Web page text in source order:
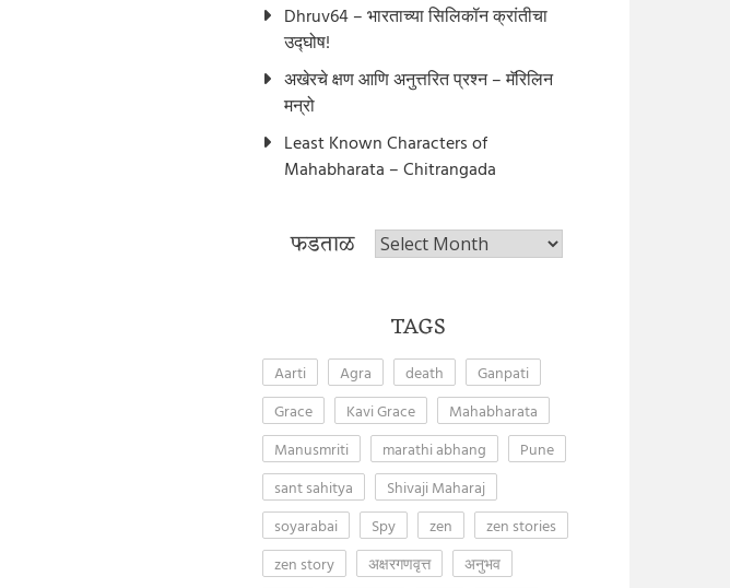
Dhruv64 – भारताच्या सिलिकॉन क्रांतीचा
उद्घोष!
अखेरचे क्षण आणि अनुत्तरित प्रश्न – मॅरिलिन
मन्रो
Least Known Characters of
Mahabharata – Chitrangada
फडताळ फडताळ
TAGS
Aarti Agra death
Ganpati
Grace
Kavi Grace
Mahabharata
Manusmriti
marathi abhang
Pune
sant sahitya
Shivaji Maharaj
soyarabai
Spy zen
zen stories
zen story
अक्षरगणवृत्त
अनुभव